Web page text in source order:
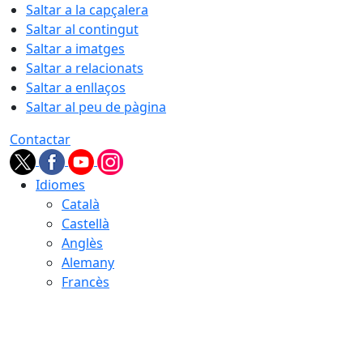
Saltar a la capçalera
Saltar al contingut
Saltar a imatges
Saltar a relacionats
Saltar a enllaços
Saltar al peu de pàgina
Contactar
Idiomes
Català
Castellà
Anglès
Alemany
Francès